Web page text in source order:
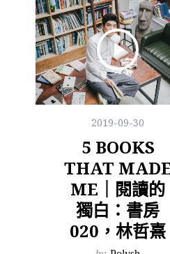
2019-09-30
5 BOOKS
THAT
ME｜閱讀的
獨白：書房
020，林哲熹